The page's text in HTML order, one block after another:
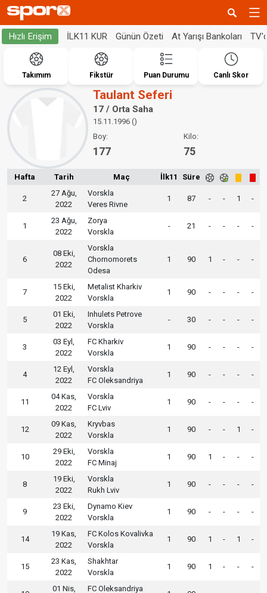
Hızlı Erişim İLK11 KUR Günün Özeti At Yarışı Bankoları
Takımım Fikstür Puan Durumu Canlı Skor
Taulant Seferi
17 / Orta Saha
15.11.1996 ()
Boy:
177
Kilo:
75
Hafta Tarih Maç İlk11 Süre
2
27 Ağu,
2022
Vorskla
Veres Rivne
1 87 - - 1 -
1
23 Ağu,
2022
Zorya
Vorskla
- 21 - - - -
6
08 Eki,
2022
Vorskla
Chornomorets
Odesa
1 90 1 - - -
7
15 Eki,
2022
Metalist Kharkiv
Vorskla
1 90 - - - -
5
01 Eki,
2022
Inhulets Petrove
Vorskla
- 30 - - - -
3
03 Eyl,
2022
FC Kharkiv
Vorskla
1 90 - - - -
4
12 Eyl,
2022
Vorskla
FC Oleksandriya
1 90 - - - -
11
04 Kas,
2022
Vorskla
FC Lviv
1 90 - - - -
12
09 Kas,
2022
Kryvbas
Vorskla
1 90 - - 1 -
10
29 Eki,
2022
Vorskla
FC Minaj
1 90 1 - - -
8
19 Eki,
2022
Vorskla
Rukh Lviv
1 90 - - - -
9
23 Eki,
2022
Dynamo Kiev
Vorskla
1 90 - - - -
14
19 Kas,
2022
FC Kolos Kovalivka
Vorskla
1 90 1 - 1 -
15
23 Kas,
2022
Shakhtar
Vorskla
1 90 1 - - -
01 Nis,
FC Oleksandriya